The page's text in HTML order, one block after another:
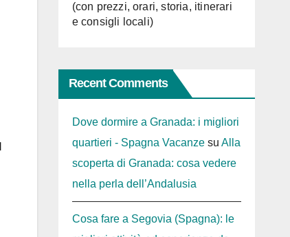
(con prezzi, orari, storia, itinerari
e consigli locali)
Recent Comments
Dove dormire a Granada: i migliori
quartieri - Spagna Vacanzesu Alla
scoperta di Granada: cosa vedere
nella perla dell’Andalusia
Cosa fare a Segovia (Spagna): le